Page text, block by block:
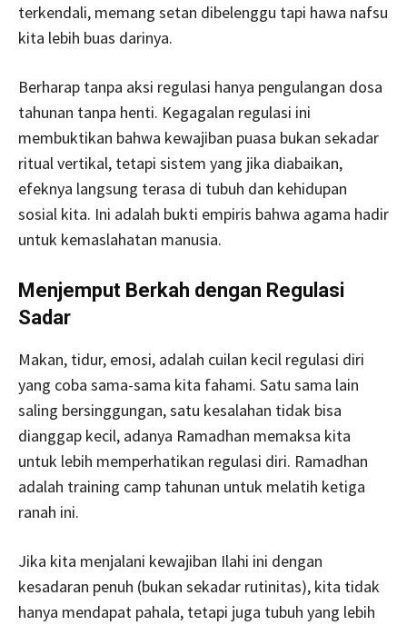
terkendali, memang setan dibelenggu tapi hawa nafsu
kita lebih buas darinya.
Berharap tanpa aksi regulasi hanya pengulangan dosa
tahunan tanpa henti. Kegagalan regulasi ini
membuktikan bahwa kewajiban puasa bukan sekadar
ritual vertikal, tetapi sistem yang jika diabaikan,
efeknya langsung terasa di tubuh dan kehidupan
sosial kita. Ini adalah bukti empiris bahwa agama hadir
untuk kemaslahatan manusia.
Menjemput Berkah dengan Regulasi
Sadar
Makan, tidur, emosi, adalah cuilan kecil regulasi diri
yang coba sama-sama kita fahami. Satu sama lain
saling bersinggungan, satu kesalahan tidak bisa
dianggap kecil, adanya Ramadhan memaksa kita
untuk lebih memperhatikan regulasi diri. Ramadhan
adalah training camp tahunan untuk melatih ketiga
ranah ini.
Jika kita menjalani kewajiban Ilahi ini dengan
kesadaran penuh (bukan sekadar rutinitas), kita tidak
hanya mendapat pahala, tetapi juga tubuh yang lebih